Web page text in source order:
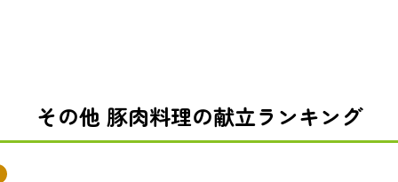
その他 豚肉料理の献立ランキング